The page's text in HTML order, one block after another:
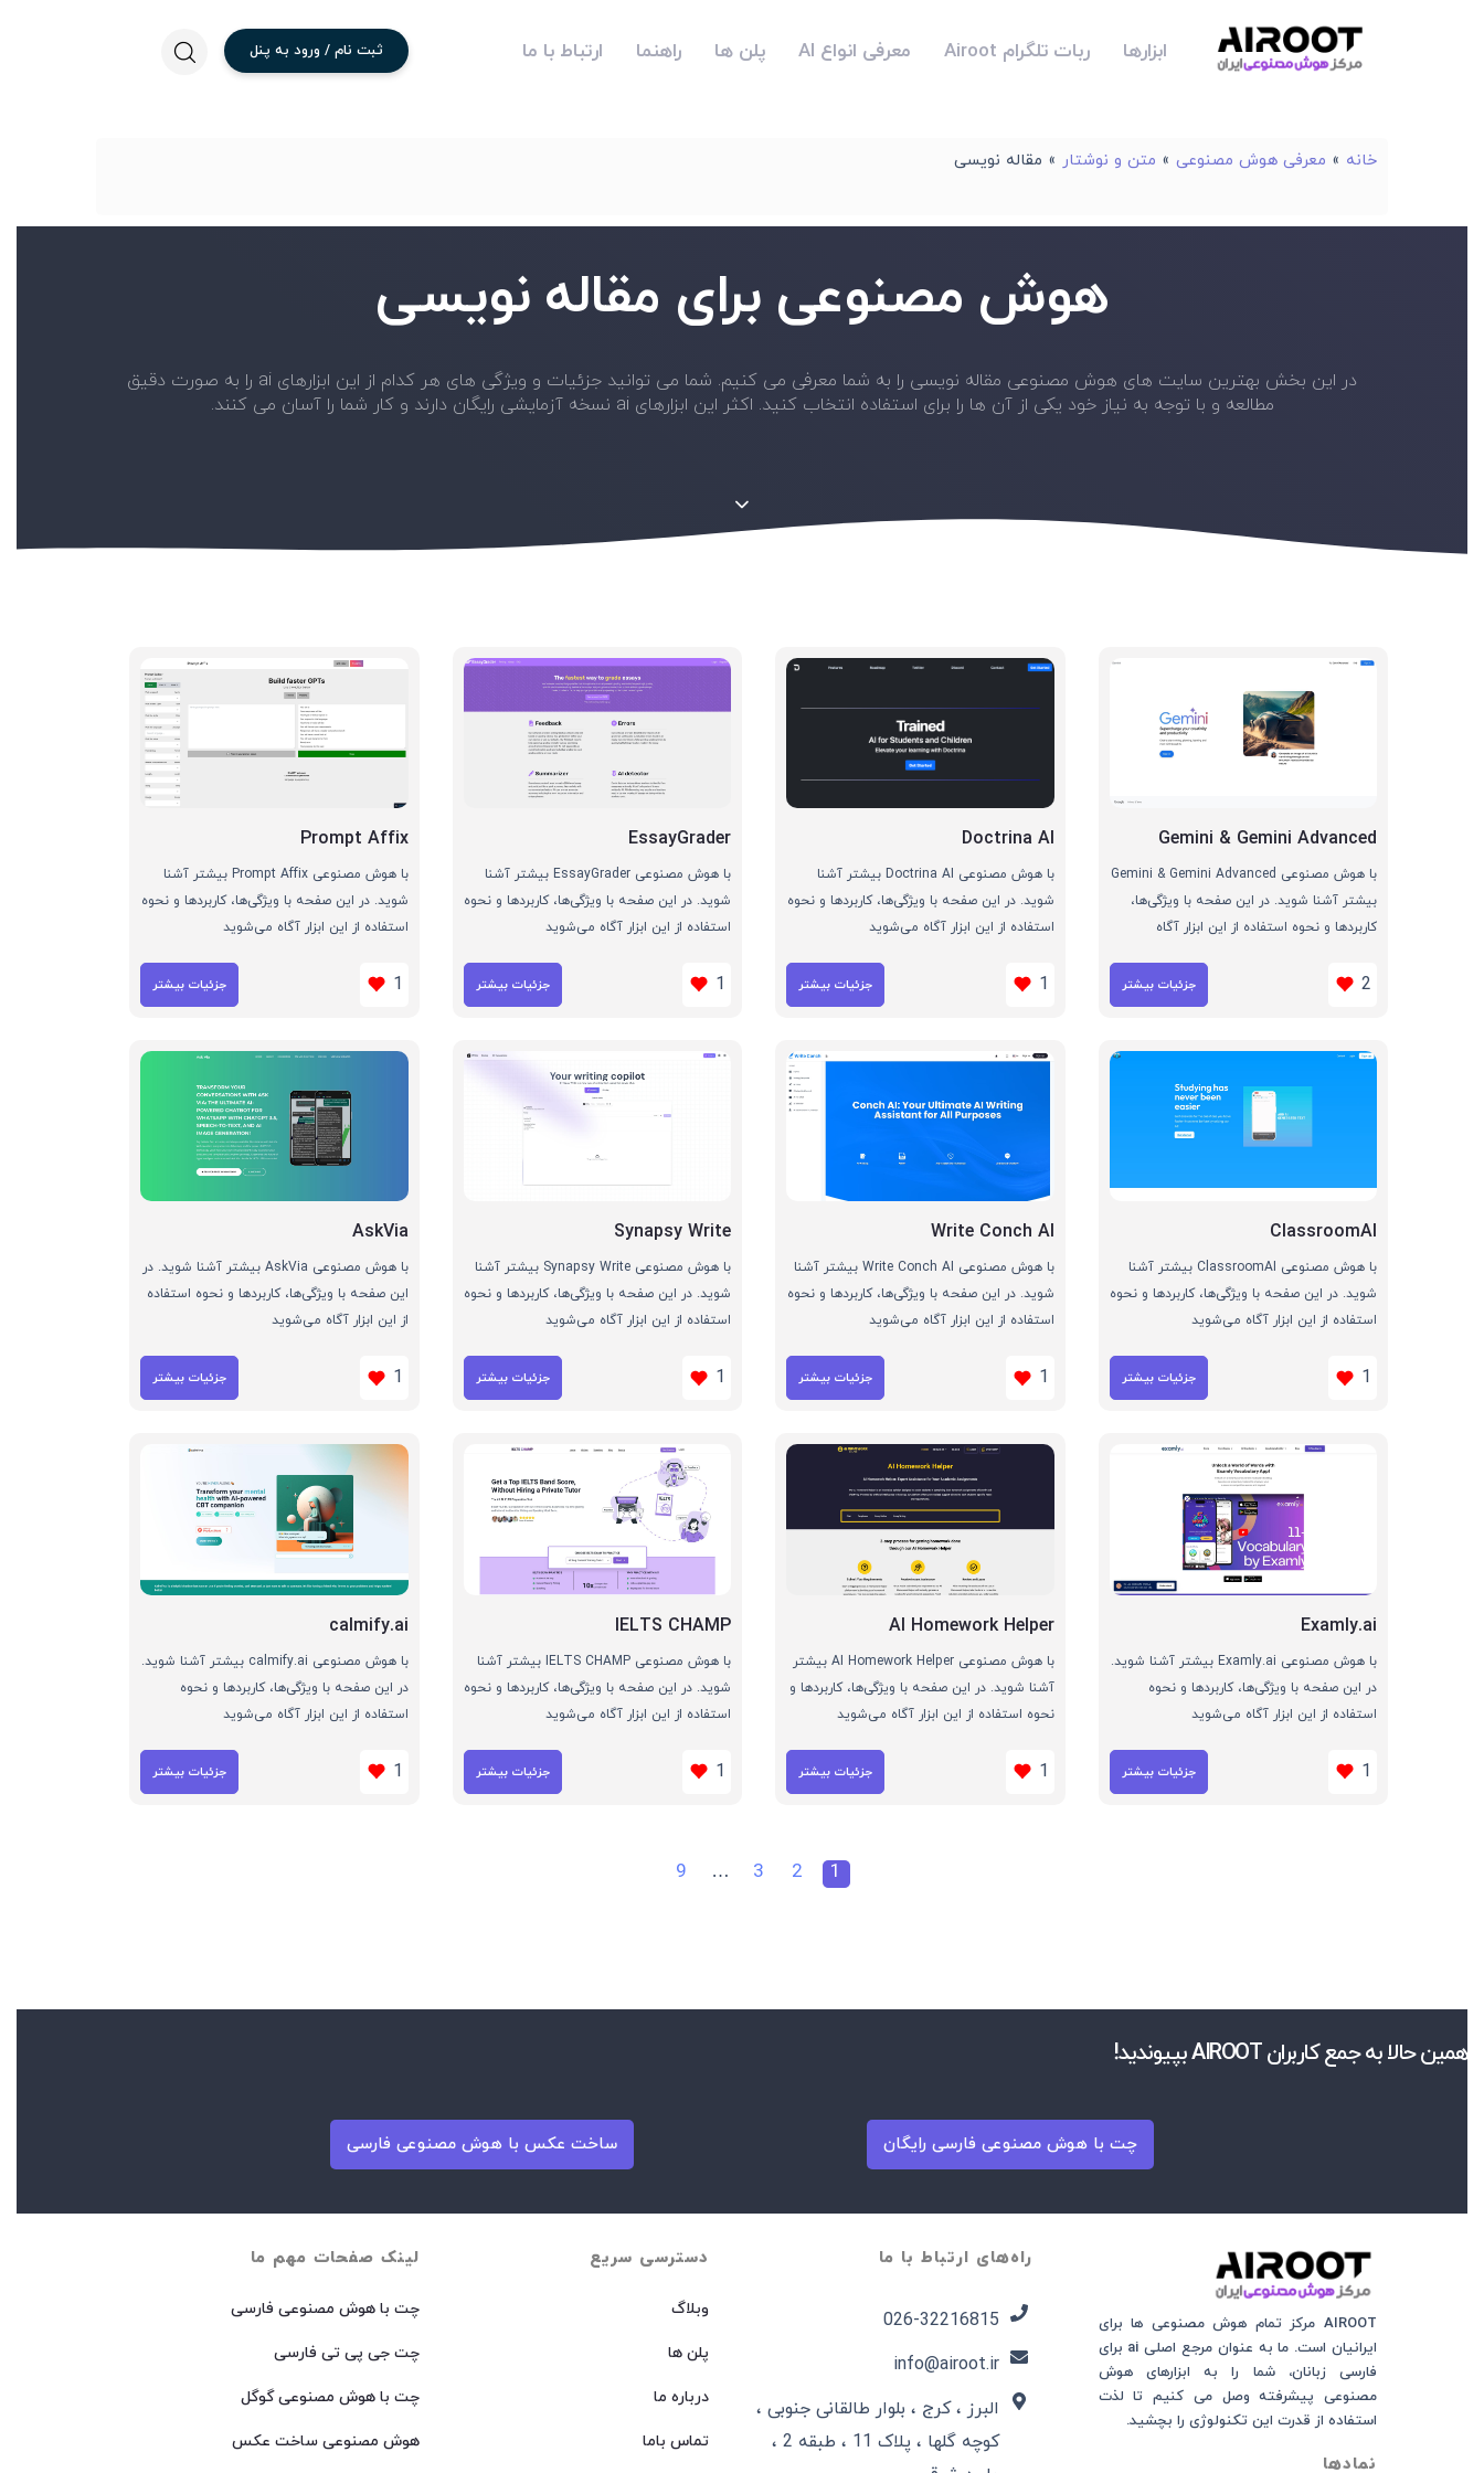
ابزارها ربات تلگرام Airoot معرفی انواع AI پلن ها راهنما ارتباط با ما ثبت نام / ورود به پنل
خانه » معرفی هوش مصنوعی » متن و نوشتار » مقاله نویسی
هوش مصنوعی برای مقاله نویسی
در این بخش بهترین سایت های هوش مصنوعی مقاله نویسی را به شما معرفی می کنیم. شما می توانید جزئیات و ویژگی های هر کدام از این ابزارهای ai را به صورت دقیق
مطالعه و با توجه به نیاز خود یکی از آن ها را برای استفاده انتخاب کنید. اکثر این ابزارهای ai نسخه آزمایشی رایگان دارند و کار شما را آسان می کنند.
Gemini & Gemini Advanced
با هوش مصنوعی Gemini & Gemini Advanced
بیشتر آشنا شوید. در این صفحه با ویژگی‌ها،
کاربردها و نحوه استفاده از این ابزار آگاه
2 جزئیات بیشتر
Doctrina AI
با هوش مصنوعی Doctrina AI بیشتر آشنا
شوید. در این صفحه با ویژگی‌ها، کاربردها و نحوه
استفاده از این ابزار آگاه می‌شوید
1 جزئیات بیشتر
EssayGrader
با هوش مصنوعی EssayGrader بیشتر آشنا
شوید. در این صفحه با ویژگی‌ها، کاربردها و نحوه
استفاده از این ابزار آگاه می‌شوید
1 جزئیات بیشتر
Prompt Affix
با هوش مصنوعی Prompt Affix بیشتر آشنا
شوید. در این صفحه با ویژگی‌ها، کاربردها و نحوه
استفاده از این ابزار آگاه می‌شوید
1 جزئیات بیشتر
ClassroomAI
با هوش مصنوعی ClassroomAI بیشتر آشنا
شوید. در این صفحه با ویژگی‌ها، کاربردها و نحوه
استفاده از این ابزار آگاه می‌شوید
1 جزئیات بیشتر
Write Conch AI
با هوش مصنوعی Write Conch AI بیشتر آشنا
شوید. در این صفحه با ویژگی‌ها، کاربردها و نحوه
استفاده از این ابزار آگاه می‌شوید
1 جزئیات بیشتر
Synapsy Write
با هوش مصنوعی Synapsy Write بیشتر آشنا
شوید. در این صفحه با ویژگی‌ها، کاربردها و نحوه
استفاده از این ابزار آگاه می‌شوید
1 جزئیات بیشتر
AskVia
با هوش مصنوعی AskVia بیشتر آشنا شوید. در
این صفحه با ویژگی‌ها، کاربردها و نحوه استفاده
از این ابزار آگاه می‌شوید
1 جزئیات بیشتر
Examly.ai
با هوش مصنوعی Examly.ai بیشتر آشنا شوید.
در این صفحه با ویژگی‌ها، کاربردها و نحوه
استفاده از این ابزار آگاه می‌شوید
1 جزئیات بیشتر
AI Homework Helper
با هوش مصنوعی AI Homework Helper بیشتر
آشنا شوید. در این صفحه با ویژگی‌ها، کاربردها و
نحوه استفاده از این ابزار آگاه می‌شوید
1 جزئیات بیشتر
IELTS CHAMP
با هوش مصنوعی IELTS CHAMP بیشتر آشنا
شوید. در این صفحه با ویژگی‌ها، کاربردها و نحوه
استفاده از این ابزار آگاه می‌شوید
1 جزئیات بیشتر
calmify.ai
با هوش مصنوعی calmify.ai بیشتر آشنا شوید.
در این صفحه با ویژگی‌ها، کاربردها و نحوه
استفاده از این ابزار آگاه می‌شوید
1 جزئیات بیشتر
1
2
3
…
9
همین حالا به جمع کاربران AIROOT بپیوندید!
چت با هوش مصنوعی فارسی رایگان ساخت عکس با هوش مصنوعی فارسی
لینک صفحات مهم ما
چت با هوش مصنوعی فارسی
چت جی پی تی فارسی
چت با هوش مصنوعی گوگل
هوش مصنوعی ساخت عکس
دسترسی سریع
وبلاگ
پلن ها
درباره ما
تماس باما
راه‌های ارتباط با ما
026-32216815​
info@airoot.ir
البرز ، کرج ، بلوار طالقانی جنوبی ،
کوچه گلها ، پلاک 11 ، طبقه 2 ،
AIROOT مرکز تمام هوش مصنوعی‌‌‌ ها برای
ایرانیان است. ما به عنوان مرجع اصلی ai برای
فارسی زبانان، شما را به ابزارهای هوش
مصنوعی پیشرفته وصل می کنیم تا لذت
استفاده از قدرت این تکنولوژی را بچشید.
نمادها